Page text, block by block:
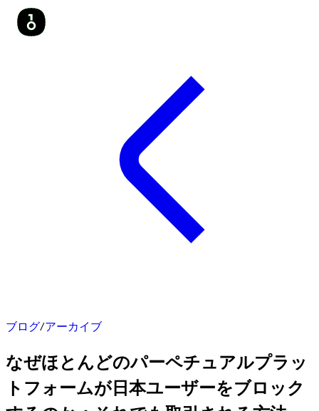
ブログ/アーカイブ
なぜほとんどのパーペチュアルプラッ
トフォームが日本ユーザーをブロック